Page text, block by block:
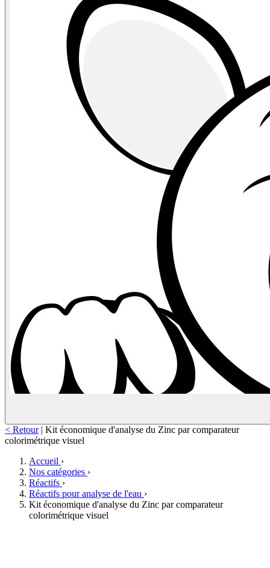
< Retour | Kit économique d'analyse du Zinc par comparateur
colorimétrique visuel
Accueil ›
Nos catégories ›
Réactifs ›
Réactifs pour analyse de l'eau ›
Kit économique d'analyse du Zinc par comparateur
colorimétrique visuel